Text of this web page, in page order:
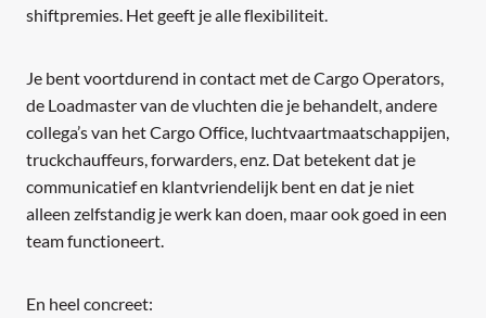
shiftpremies. Het geeft je alle flexibiliteit.
Je bent voortdurend in contact met de Cargo Operators,
de Loadmaster van de vluchten die je behandelt, andere
collega’s van het Cargo Office, luchtvaartmaatschappijen,
truckchauffeurs, forwarders, enz. Dat betekent dat je
communicatief en klantvriendelijk bent en dat je niet
alleen zelfstandig je werk kan doen, maar ook goed in een
team functioneert.
En heel concreet: